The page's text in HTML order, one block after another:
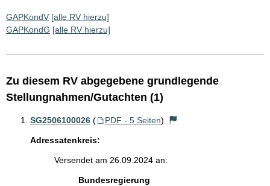
GAPKondV [alle RV hierzu]
GAPKondG [alle RV hierzu]
Zu diesem RV abgegebene grundlegende
Stellungnahmen/Gutachten (1)
SG2506100026 ( PDF - 5 Seiten)
Adressatenkreis:
Versendet am 26.09.2024 an:
Bundesregierung